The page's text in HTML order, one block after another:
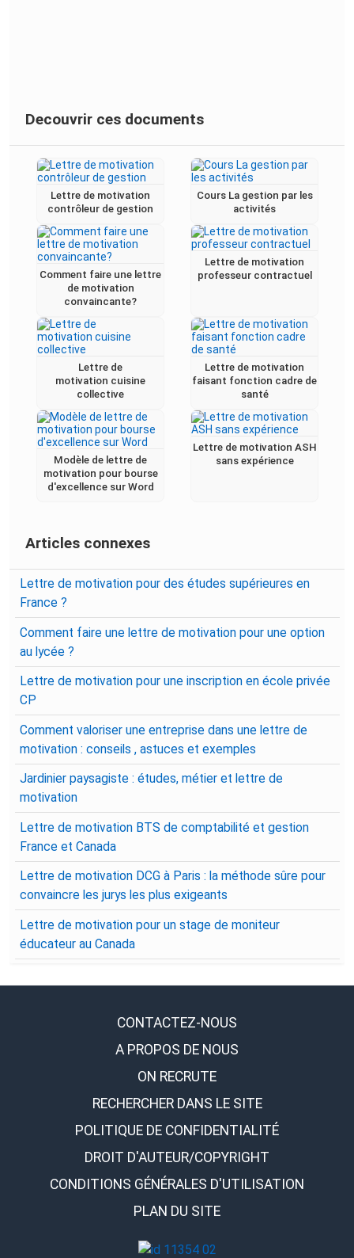
Decouvrir ces documents
Lettre de motivation
contrôleur de gestion
Cours La gestion par les
activités
Comment faire une lettre
de motivation
convaincante?
Lettre de motivation
professeur contractuel
Lettre de
motivation cuisine
collective
Lettre de motivation
faisant fonction cadre de
santé
Modèle de lettre de
motivation pour bourse
d'excellence sur Word
Lettre de motivation ASH
sans expérience
Articles connexes
Lettre de motivation pour des études supérieures en
France ?
Comment faire une lettre de motivation pour une option
au lycée ?
Lettre de motivation pour une inscription en école privée
CP
Comment valoriser une entreprise dans une lettre de
motivation : conseils , astuces et exemples
Jardinier paysagiste : études, métier et lettre de
motivation
Lettre de motivation BTS de comptabilité et gestion
France et Canada
Lettre de motivation DCG à Paris : la méthode sûre pour
convaincre les jurys les plus exigeants
Lettre de motivation pour un stage de moniteur
éducateur au Canada
CONTACTEZ-NOUS
A PROPOS DE NOUS
ON RECRUTE
RECHERCHER DANS LE SITE
POLITIQUE DE CONFIDENTIALITÉ
DROIT D'AUTEUR/COPYRIGHT
CONDITIONS GÉNÉRALES D'UTILISATION
PLAN DU SITE